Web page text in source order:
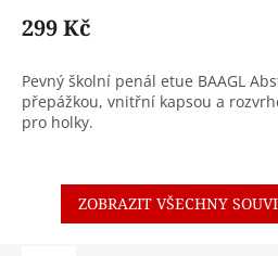
299 Kč
Pevný školní penál etue BAAGL
přepážkou, vnitřní kapsou a
pro holky.
ZOBRAZIT VŠECHNY